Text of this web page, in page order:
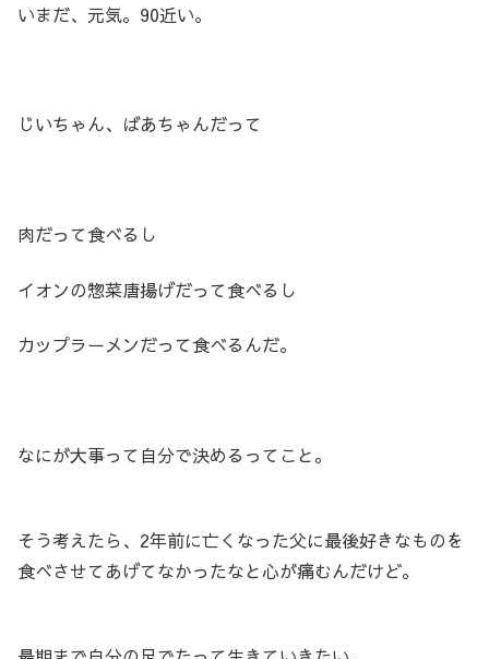
いまだ、元気。90近い。
じいちゃん、ばあちゃんだって
肉だって食べるし
イオンの惣菜唐揚げだって食べるし
カップラーメンだって食べるんだ。
なにが大事って自分で決めるってこと。
そう考えたら、2年前に亡くなった父に最後好きなものを
食べさせてあげてなかったなと心が痛むんだけど。